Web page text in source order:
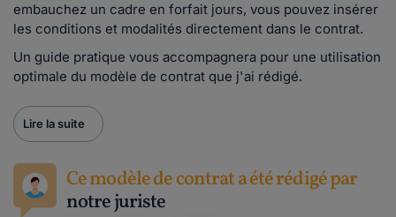
embauchez un cadre en forfait jours, vous pouvez insérer
les conditions et modalités directement dans le contrat.
Un guide pratique vous accompagnera pour une utilisation
optimale du modèle de contrat que j'ai rédigé.
Lire la suite
Ce modèle de contrat a été rédigé par
notre juriste